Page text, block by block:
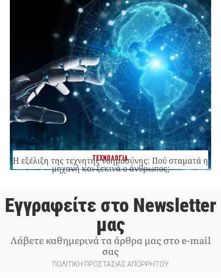
ΤΕΧΝΟΛΟΓΙΑ
Η εξέλιξη της τεχνητής νοημοσύνης: Πού σταματά η
μηχανή και ξεκινά ο άνθρωπος;
Εγγραφείτε στο Newsletter
μας
Λάβετε καθημερινά τα άρθρα μας στο e-mail
σας
ΠΟΛΙΤΙΚΗ ΠΡΟΣΤΑΣΙΑΣ ΑΠΟΡΡΗΤΟΥ